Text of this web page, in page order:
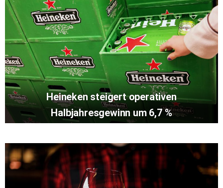
Heineken steigert operativen
Halbjahresgewinn um 6,7 %